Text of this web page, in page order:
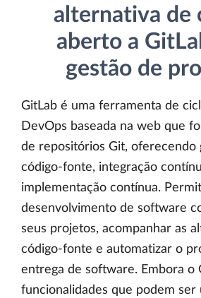
alternativa de
aberto a
gestão de
GitLab é uma ferramenta de
DevOps baseada na web que
de repositórios Git, oferecendo
código-fonte, integração
implementação contínua.
desenvolvimento de software
seus projetos, acompanhar as
código-fonte e automatizar o
entrega de software. Embora o
funcionalidades que podem ser